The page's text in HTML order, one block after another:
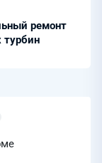
ремонт
турбин